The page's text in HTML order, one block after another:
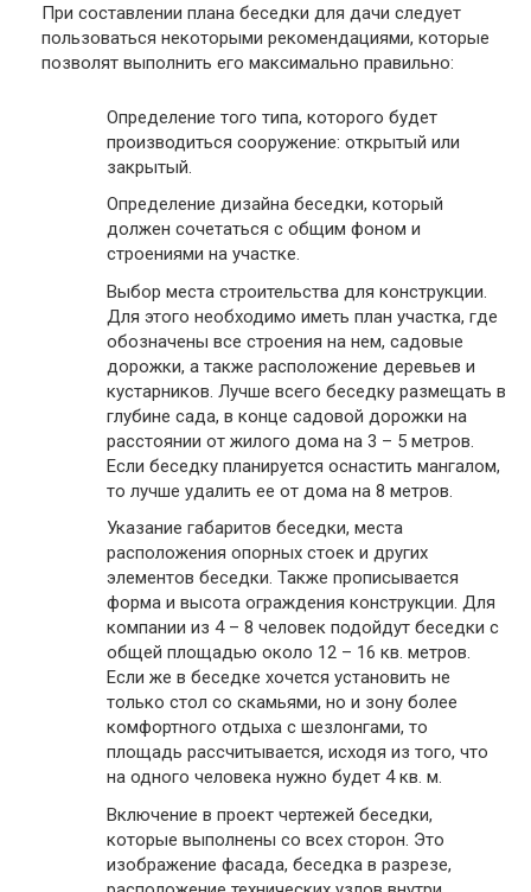
При составлении плана беседки для дачи следует
пользоваться некоторыми рекомендациями, которые
позволят выполнить его максимально правильно:
Определение того типа, которого будет
производиться сооружение: открытый или
закрытый.
Определение дизайна беседки, который
должен сочетаться с общим фоном и
строениями на участке.
Выбор места строительства для конструкции.
Для этого необходимо иметь план участка, где
обозначены все строения на нем, садовые
дорожки, а также расположение деревьев и
кустарников. Лучше всего беседку размещать в
глубине сада, в конце садовой дорожки на
расстоянии от жилого дома на 3 – 5 метров.
Если беседку планируется оснастить мангалом,
то лучше удалить ее от дома на 8 метров.
Указание габаритов беседки, места
расположения опорных стоек и других
элементов беседки. Также прописывается
форма и высота ограждения конструкции. Для
компании из 4 – 8 человек подойдут беседки с
общей площадью около 12 – 16 кв. метров.
Если же в беседке хочется установить не
только стол со скамьями, но и зону более
комфортного отдыха с шезлонгами, то
площадь рассчитывается, исходя из того, что
на одного человека нужно будет 4 кв. м.
Включение в проект чертежей беседки,
которые выполнены со всех сторон. Это
изображение фасада, беседка в разрезе,